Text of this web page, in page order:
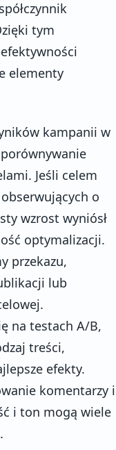
tym
elementy
kampanii w
Jeśli celem
o
wzrost wyniósł
optymalizacji.
przekazu,
lub
na testach A/B,
treści,
efekty.
komentarzy i
i ton mogą wiele